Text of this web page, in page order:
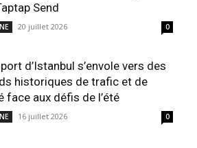
Send
20 juillet 2026 0
d’Istanbul s’envole vers des
historiques de trafic et de
face aux défis de l’été
16 juillet 2026 0